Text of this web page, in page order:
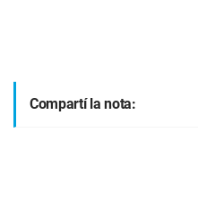
Compartí la nota: